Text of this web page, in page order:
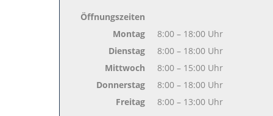
Öffnungszeiten
Montag
8:00 – 18:00 Uhr
Dienstag
8:00 – 18:00 Uhr
Mittwoch
8:00 – 15:00 Uhr
Donnerstag
8:00 – 18:00 Uhr
Freitag
8:00 – 13:00 Uhr